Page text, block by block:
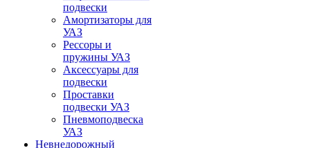
подвески
Амортизаторы для
УАЗ
Рессоры и
пружины УАЗ
Аксессуары для
подвески
Проставки
подвески УАЗ
Пневмоподвеска
УАЗ
Невнедорожный